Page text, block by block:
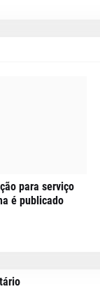
para serviço
é publicado